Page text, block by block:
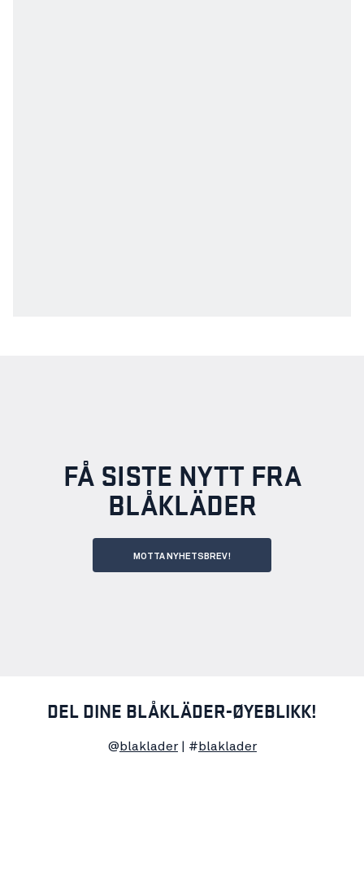
FÅ SISTE NYTT FRA
BLÅKLÄDER
MOTTA NYHETSBREV!
DEL DINE BLÅKLÄDER-ØYEBLIKK!
@ blaklader| # blaklader